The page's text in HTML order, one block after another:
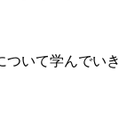
いて学んでいき